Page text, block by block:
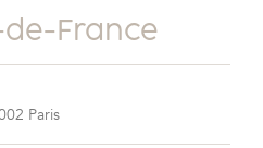
de-France
Paris